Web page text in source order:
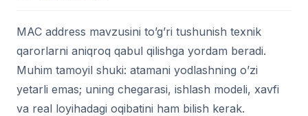
MAC address mavzusini to’g’ri tushunish texnik
qarorlarni aniqroq qabul qilishga yordam beradi.
Muhim tamoyil shuki: atamani yodlashning o’zi
yetarli emas; uning chegarasi, ishlash modeli, xavfi
va real loyihadagi oqibatini ham bilish kerak.